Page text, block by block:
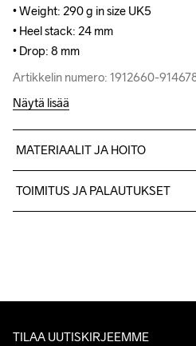
• Weight: 290 g in size UK5
• Heel stack: 24 mm
• Drop: 8 mm
Artikkelin numero: 1912660-
• Weight: 290 g in size UK5
• Heel stack: 24 mm
• Drop: 8 mm
Artikkelin numero: 1912660-
Näytä lisää
MATERIAALIT JA HOITO
TOIMITUS JA PALAUTUKSET
kysymyksiisi.
TILAA UUTISKIRJEEMME